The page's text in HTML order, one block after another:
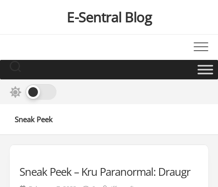
E-Sentral Blog
Sneak Peek
Sneak Peek – Kru Paranormal: Draugr